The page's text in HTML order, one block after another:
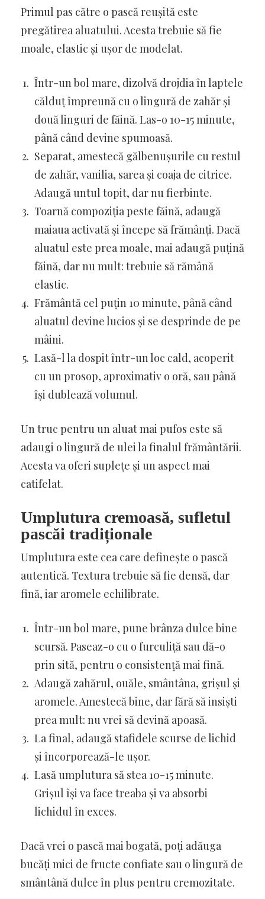
Primul pas către o pască reușită este
pregătirea aluatului. Acesta trebuie să fie
moale, elastic și ușor de modelat.
Într-un bol mare, dizolvă drojdia în laptele
călduț împreună cu o lingură de zahăr și
două linguri de făină. Las-o 10-15 minute,
până când devine spumoasă.
Separat, amestecă gălbenușurile cu restul
de zahăr, vanilia, sarea și coaja de citrice.
Adaugă untul topit, dar nu fierbinte.
Toarnă compoziția peste făină, adaugă
maiaua activată și începe să frămânți. Dacă
aluatul este prea moale, mai adaugă puțină
făină, dar nu mult: trebuie să rămână
elastic.
Frământă cel puțin 10 minute, până când
aluatul devine lucios și se desprinde de pe
mâini.
Lasă-l la dospit într-un loc cald, acoperit
cu un prosop, aproximativ o oră, sau până
își dublează volumul.
Un truc pentru un aluat mai pufos este să
adaugi o lingură de ulei la finalul frământării.
Acesta va oferi suplețe și un aspect mai
catifelat.
Umplutura cremoasă, sufletul
pascăi tradiționale
Umplutura este cea care definește o pască
autentică. Textura trebuie să fie densă, dar
fină, iar aromele echilibrate.
Într-un bol mare, pune brânza dulce bine
scursă. Paseaz-o cu o furculiță sau dă-o
prin sită, pentru o consistență mai fină.
Adaugă zahărul, ouăle, smântâna, grișul și
aromele. Amestecă bine, dar fără să insiști
prea mult: nu vrei să devină apoasă.
La final, adaugă stafidele scurse de lichid
și încorporează-le ușor.
Lasă umplutura să stea 10-15 minute.
Grișul își va face treaba și va absorbi
lichidul în exces.
Dacă vrei o pască mai bogată, poți adăuga
bucăți mici de fructe confiate sau o lingură de
smântână dulce în plus pentru cremozitate.